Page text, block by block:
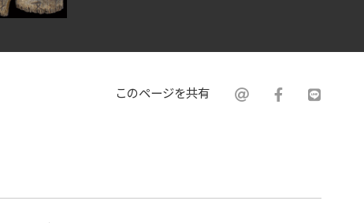
このページを共有